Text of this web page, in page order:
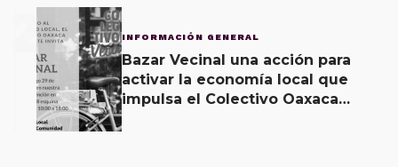
2 INFORMACIÓN GENERAL
Bazar Vecinal una acción para
activar la economía local que
impulsa el Colectivo Oaxaca